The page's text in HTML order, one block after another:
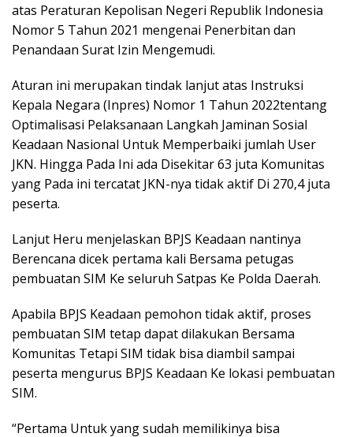
atas Peraturan Kepolisan Negeri Republik Indonesia
Nomor 5 Tahun 2021 mengenai Penerbitan dan
Penandaan Surat Izin Mengemudi.
Aturan ini merupakan tindak lanjut atas Instruksi
Kepala Negara (Inpres) Nomor 1 Tahun 2022tentang
Optimalisasi Pelaksanaan Langkah Jaminan Sosial
Keadaan Nasional Untuk Memperbaiki jumlah User
JKN. Hingga Pada Ini ada Disekitar 63 juta Komunitas
yang Pada ini tercatat JKN-nya tidak aktif Di 270,4 juta
peserta.
Lanjut Heru menjelaskan BPJS Keadaan nantinya
Berencana dicek pertama kali Bersama petugas
pembuatan SIM Ke seluruh Satpas Ke Polda Daerah.
Apabila BPJS Keadaan pemohon tidak aktif, proses
pembuatan SIM tetap dapat dilakukan Bersama
Komunitas Tetapi SIM tidak bisa diambil sampai
peserta mengurus BPJS Keadaan Ke lokasi pembuatan
SIM.
“Pertama Untuk yang sudah memilikinya bisa